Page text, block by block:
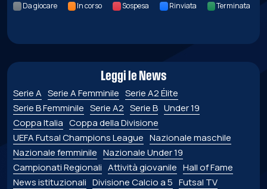
Da giocare In corso Sospesa Rinviata Terminata
Leggi le News
Serie A Serie A Femminile Serie A2 Élite
Serie B Femminile Serie A2 Serie B Under 19
Coppa Italia Coppa della Divisione
UEFA Futsal Champions League Nazionale maschile
Nazionale femminile Nazionale Under 19
Campionati Regionali Attività giovanile Hall of Fame
News istituzionali Divisione Calcio a 5 Futsal TV